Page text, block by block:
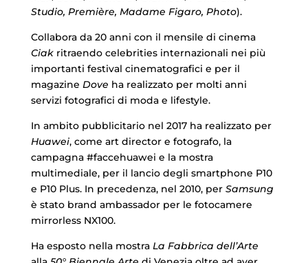
Studio, Première, Madame Figaro, Photo).
Collabora da 20 anni con il mensile di cinema
Ciak ritraendo celebrities internazionali nei più
importanti festival cinematografici e per il
magazine Dove ha realizzato per molti anni
servizi fotografici di moda e lifestyle.
In ambito pubblicitario nel 2017 ha realizzato per
Huawei, come art director e fotografo, la
campagna #faccehuawei e la mostra
multimediale, per il lancio degli smartphone P10
e P10 Plus. In precedenza, nel 2010, per Samsung
è stato brand ambassador per le fotocamere
mirrorless NX100.
Ha esposto nella mostra La Fabbrica dell’Arte